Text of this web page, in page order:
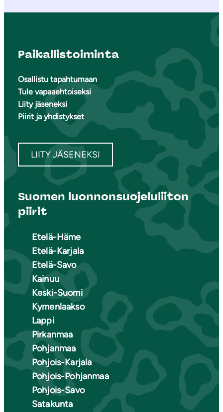
Paikallistoiminta
Osallistu tapahtumaan
Tule vapaaehtoiseksi
Liity jäseneksi
Piirit ja yhdistykset
LIITY JÄSENEKSI
Suomen luonnonsuojeluliiton
piirit
Etelä-Häme
Etelä-Karjala
Etelä-Savo
Kainuu
Keski-Suomi
Kymenlaakso
Lappi
Pirkanmaa
Pohjanmaa
Pohjois-Karjala
Pohjois-Pohjanmaa
Pohjois-Savo
Satakunta